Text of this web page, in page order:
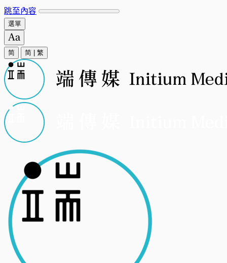
跳至內容
選單
简 简 繁